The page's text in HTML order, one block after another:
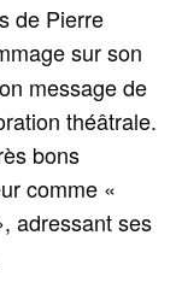
de Pierre
sur son
message de
théâtrale.
bons
comme «
adressant ses